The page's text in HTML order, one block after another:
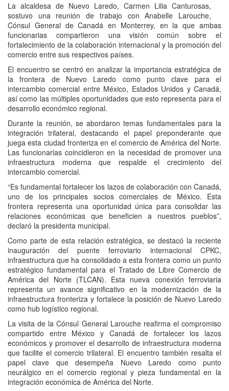
La alcaldesa de Nuevo Laredo, Carmen Lilia Canturosas,
sostuvo una reunión de trabajo con Anabelle Larouche,
Cónsul General de Canadá en Monterrey, en la que ambas
funcionarias compartieron una visión común sobre el
fortalecimiento de la colaboración internacional y la promoción del
comercio entre sus respectivos países.
El encuentro se centró en analizar la importancia estratégica de
la frontera de Nuevo Laredo como punto clave para el
intercambio comercial entre México, Estados Unidos y Canadá,
así como las múltiples oportunidades que esto representa para el
desarrollo económico regional.
Durante la reunión, se abordaron temas fundamentales para la
integración trilateral, destacando el papel preponderante que
juega esta ciudad fronteriza en el comercio de América del Norte.
Las funcionarias coincidieron en la necesidad de promover una
infraestructura moderna que respalde el crecimiento del
intercambio comercial.
“Es fundamental fortalecer los lazos de colaboración con Canadá,
uno de los principales socios comerciales de México. Esta
frontera representa una oportunidad única para consolidar las
relaciones económicas que beneficien a nuestros pueblos”,
declaró la presidenta municipal.
Como parte de esta relación estratégica, se destacó la reciente
inauguración del puente ferroviario internacional CPKC,
infraestructura que ha consolidado a esta frontera como un punto
estratégico fundamental para el Tratado de Libre Comercio de
América del Norte (TLCAN). Esta nueva conexión ferroviaria
representa un avance significativo en la modernización de la
infraestructura fronteriza y fortalece la posición de Nuevo Laredo
como hub logístico regional.
La visita de la Cónsul General Larouche reafirma el compromiso
compartido entre México y Canadá de fortalecer los lazos
económicos y promover el desarrollo de infraestructura moderna
que facilite el comercio trilateral. El encuentro también resalta el
papel clave que desempeña Nuevo Laredo como punto
neurálgico en el comercio regional y pieza fundamental en la
integración económica de América del Norte.